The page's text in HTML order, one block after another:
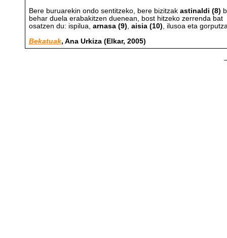
Bere buruarekin ondo sentitzeko, bere bizitzak astinaldi (8)
behar duela erabakitzen duenean, bost hitzeko zerrenda bat
osatzen du: ispilua, arnasa (9) aisia (10) , ilusoa eta
Bekatuak, Ana Urkiza (Elkar, 2005)